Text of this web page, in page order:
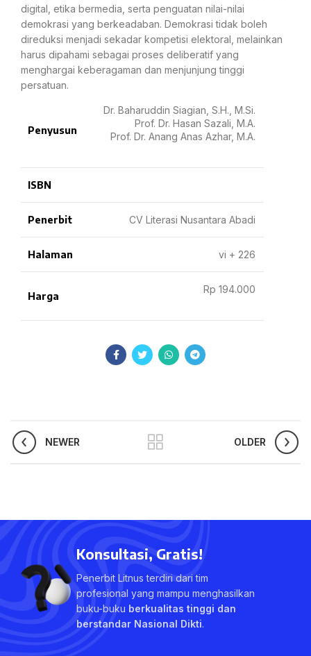
digital, etika bermedia, serta penguatan nilai-nilai
demokrasi yang berkeadaban. Demokrasi tidak boleh
direduksi menjadi sekadar kompetisi elektoral, melainkan
harus dipahami sebagai proses deliberatif yang
menghargai keberagaman dan menjunjung tinggi
persatuan.
Penyusun
Dr. Baharuddin Siagian, S.H., M.Si.
Prof. Dr. Hasan Sazali, M.A.
Prof. Dr. Anang Anas Azhar, M.A.
ISBN
Penerbit CV Literasi Nusantara Abadi
Halaman vi + 226
Harga
Rp 194.000
NEWER OLDER
Konsultasi, Gratis!
Penerbit Litnus terdiri dari tim
profesional yang mampu menghasilkan
buku-buku berkualitas tinggi dan
berstandar Nasional Dikti.